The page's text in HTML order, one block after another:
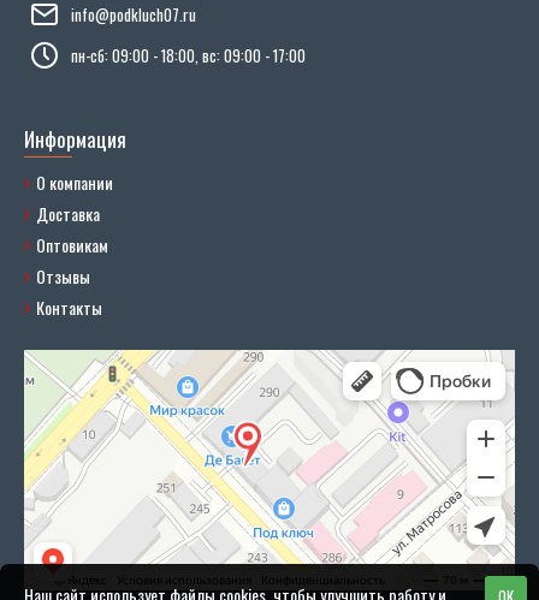
info@podkluch07.ru
пн-сб: 09:00 - 18:00, вс: 09:00 - 17:00
Информация
О компании
Доставка
Оптовикам
Отзывы
Контакты
Наш сайт использует файлы cookies, чтобы улучшить работу и